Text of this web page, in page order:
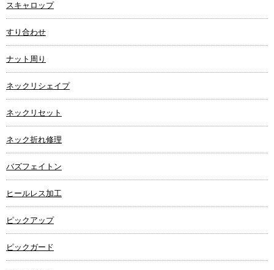
スキャロップ
すり合わせ
ナット周り
ネックリシェイプ
ネックリセット
ネック折れ修理
バズフェイトン
ヒールレス加工
ピックアップ
ピックガード